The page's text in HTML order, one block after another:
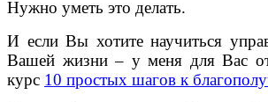
Нужно уметь это делать.
И если Вы хотите научиться
Вашей жизни – у меня для Вас
курс 10 простых шагов к